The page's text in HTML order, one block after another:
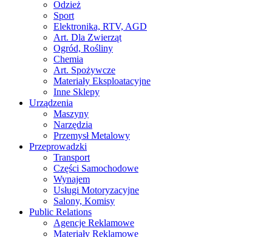
Odzież
Sport
Elektronika, RTV, AGD
Art. Dla Zwierząt
Ogród, Rośliny
Chemia
Art. Spożywcze
Materiały Eksploatacyjne
Inne Sklepy
Urządzenia
Maszyny
Narzędzia
Przemysł Metalowy
Przeprowadzki
Transport
Części Samochodowe
Wynajem
Usługi Motoryzacyjne
Salony, Komisy
Public Relations
Agencje Reklamowe
Materiały Reklamowe